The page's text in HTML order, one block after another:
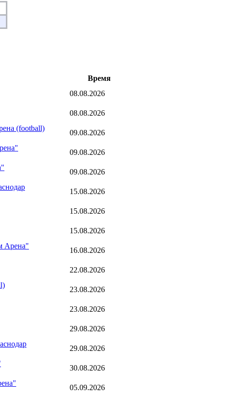
Время
08.08.2026
08.08.2026
(football)
09.08.2026
09.08.2026
09.08.2026
15.08.2026
15.08.2026
15.08.2026
Арена"
16.08.2026
22.08.2026
23.08.2026
23.08.2026
29.08.2026
29.08.2026
30.08.2026
05.09.2026